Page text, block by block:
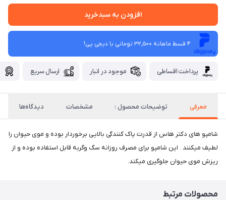
افزودن به سبدخرید
4 قسط ماهانه 32,500 تومانی با دیجی ‌پی!
پرداخت اقساطی موجود در انبار ارسال سریع
معرفی توضیحات محصول : مشخصات دیدگاه‌ها
شامپو های دکتر هاس از قدرت پاک کنندگی بالایی برخوردار بوده و موی حیوان را
لطیف میکنند . این شامپو برای مصرف روزانه سگ وگربه قابل استفاده بوده و از
ریزش موی حیوان جلوگیری میکند.
محصولات مرتبط